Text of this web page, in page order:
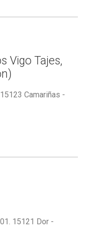
Vigo Tajes,
Camariñas -
15121 Dor -